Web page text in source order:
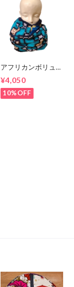
アフリカンボリュー
¥4,050
10%OFF